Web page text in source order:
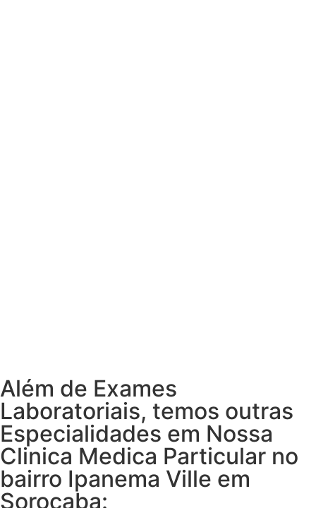
Além de Exames
Laboratoriais, temos outras
Especialidades em Nossa
Clinica Medica Particular no
bairro Ipanema Ville em
Sorocaba: